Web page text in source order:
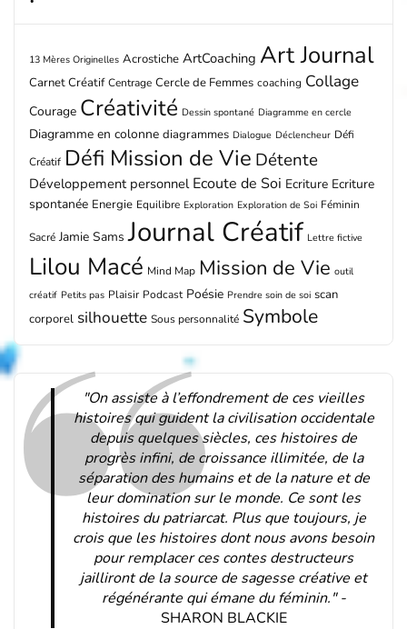
13 Mères Originelles Acrostiche ArtCoaching Art Journal
Carnet Créatif Centrage Cercle de Femmes coaching Collage
Courage Créativité Dessin spontané Diagramme en cercle
Diagramme en colonne diagrammes Dialogue Déclencheur Défi
Créatif Défi Mission de Vie Détente
Développement personnel Ecoute de Soi Ecriture Ecriture
spontanée Energie Equilibre Exploration Exploration de Soi Féminin
Sacré Jamie Sams Journal Créatif Lettre fictive
Lilou Macé Mind Map Mission de Vie outil
créatif Petits pas Plaisir Podcast Poésie Prendre soin de soi scan
corporel silhouette Sous personnalité Symbole
"On assiste à l’effondrement de ces vieilles
histoires qui guident la civilisation occidentale
depuis quelques siècles, ces histoires de
progrès infini, de croissance illimitée, de la
séparation des humains et de la nature et de
leur domination sur le monde. Ce sont les
histoires du patriarcat. Plus que toujours, je
crois que les histoires dont nous avons besoin
pour remplacer ces contes destructeurs
jailliront de la source de sagesse créative et
régénérante qui émane du féminin." -
SHARON BLACKIE